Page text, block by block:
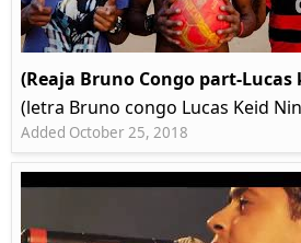
(Reaja Bruno Congo part-Lucas
(letra Bruno congo Lucas Keid
Added October 25, 2018